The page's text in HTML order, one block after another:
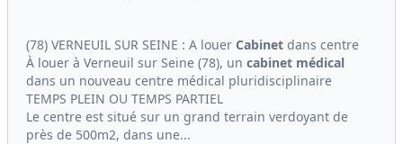
(78) VERNEUIL SUR SEINE : A louer Cabinet dans centre
À louer à Verneuil sur Seine (78), un cabinet médical
dans un nouveau centre médical pluridisciplinaire
TEMPS PLEIN OU TEMPS PARTIEL
Le centre est situé sur un grand terrain verdoyant de
près de 500m2, dans une...